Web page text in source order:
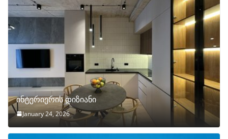
ინტერიერის დიზიანი
January 24, 2026